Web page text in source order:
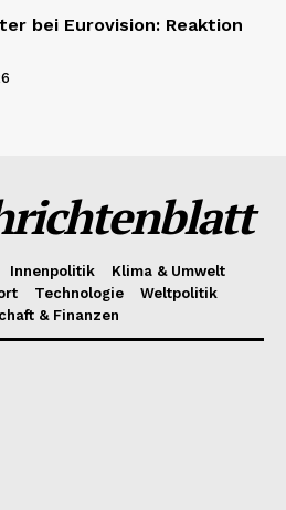
bei Eurovision: Reaktion
Innenpolitik
Klima & Umwelt
Technologie
Weltpolitik
& Finanzen